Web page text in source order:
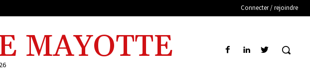
Connecter / rejoindre
MAYOTTE